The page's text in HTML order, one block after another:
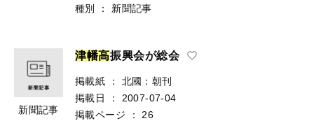
種別
： 新聞記事
新聞記事
津幡高振興会が総会
掲載紙 ：
北國：朝刊
掲載日
：
2007-07-04
掲載ページ
：
26